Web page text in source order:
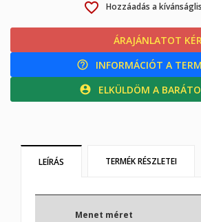
favorite_border Hozzáadás a
ÁRAJÁNLATOT
help_outline INFORMÁCIÓT A
account_circle ELKÜLDÖM A
LEÍRÁS TERMÉK RÉSZLETEI
Menet méret